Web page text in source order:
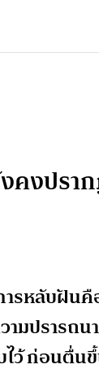
คงปรา
รหลับฝัน
ามปรารถน
ไว้ ก่อนตื่น